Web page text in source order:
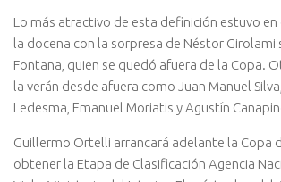
Lo más atractivo de esta definición estuvo
la docena con la sorpresa de Néstor
Fontana, quien se quedó afuera de la Copa.
la verán desde afuera como Juan Manuel
Ledesma, Emanuel Moriatis y Agustín
Guillermo Ortelli arrancará adelante la Copa
obtener la Etapa de Clasificación Agencia